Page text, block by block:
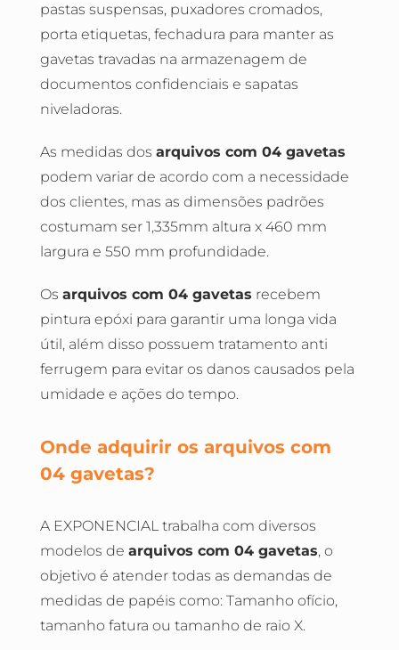
pastas suspensas, puxadores cromados,
porta etiquetas, fechadura para manter as
gavetas travadas na armazenagem de
documentos confidenciais e sapatas
niveladoras.
As medidas dos arquivos com 04 gavetas
podem variar de acordo com a necessidade
dos clientes, mas as dimensões padrões
costumam ser 1,335mm altura x 460 mm
largura e 550 mm profundidade.
Os arquivos com 04 gavetas recebem
pintura epóxi para garantir uma longa vida
útil, além disso possuem tratamento anti
ferrugem para evitar os danos causados pela
umidade e ações do tempo.
Onde adquirir os arquivos com
04 gavetas?
A EXPONENCIAL trabalha com diversos
modelos de arquivos com 04 gavetas, o
objetivo é atender todas as demandas de
medidas de papéis como: Tamanho ofício,
tamanho fatura ou tamanho de raio X.